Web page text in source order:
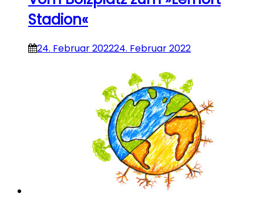
Stadion«
24. Februar 202224. Februar 2022